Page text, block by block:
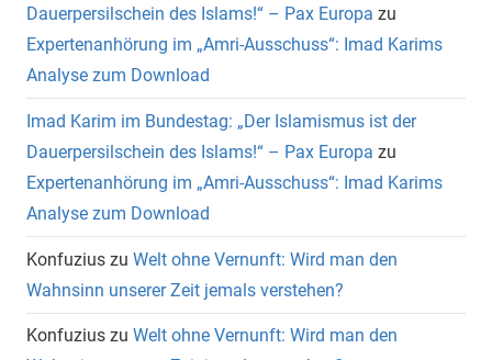
Dauerpersilschein des Islams!“ – Pax Europa zu
Expertenanhörung im „Amri-Ausschuss“: Imad Karims
Analyse zum Download
Imad Karim im Bundestag: „Der Islamismus ist der
Dauerpersilschein des Islams!“ – Pax Europa zu
Expertenanhörung im „Amri-Ausschuss“: Imad Karims
Analyse zum Download
Konfuzius zu Welt ohne Vernunft: Wird man den
Wahnsinn unserer Zeit jemals verstehen?
Konfuzius zu Welt ohne Vernunft: Wird man den